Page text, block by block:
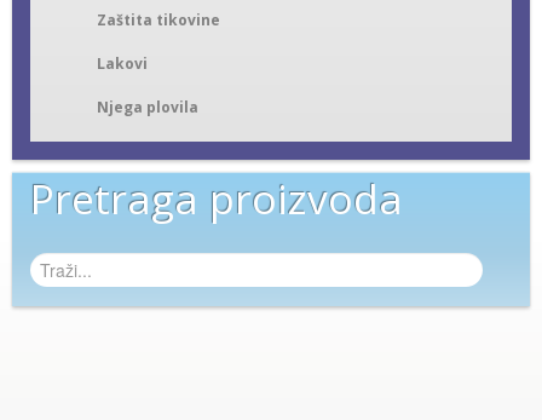
Zaštita tikovine
Lakovi
Njega plovila
Pretraga proizvoda